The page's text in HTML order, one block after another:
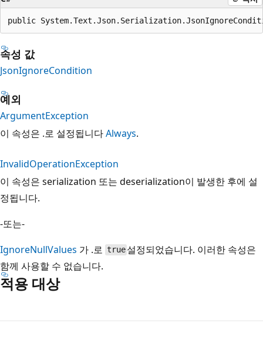
public
속성 값
JsonIgnoreCondition
예외
ArgumentException
이 속성은 .로 설정됩니다Always.
InvalidOperationException
이 속성은 serialization 또는 deserialization이 발생한 후에 설
정됩니다.
-또는-
IgnoreNullValues 가 .로 true 설정되었습니다. 이러한 속성은
함께 사용할 수 없습니다.
적용 대상
기